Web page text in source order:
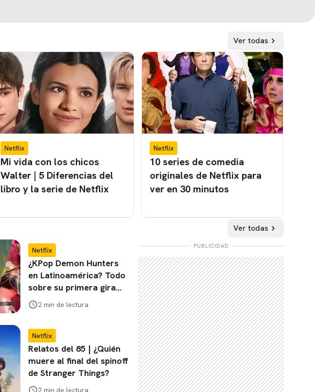
Ver todas
Netflix
¿KPop Demon Hunters
en Latinoamérica? Todo
sobre su primera gira
mundial
2 min de lectura
Netflix
Relatos del 85 | ¿Quién
muere al final del spinoff
de Stranger Things?
2 min de lectura
PUBLICIDAD
Ver todas
Netflix
Mi vida con los chicos
Walter | 5 Diferencias del
libro y la serie de Netflix
Netflix
10 series de comedia
originales de Netflix para
ver en 30 minutos